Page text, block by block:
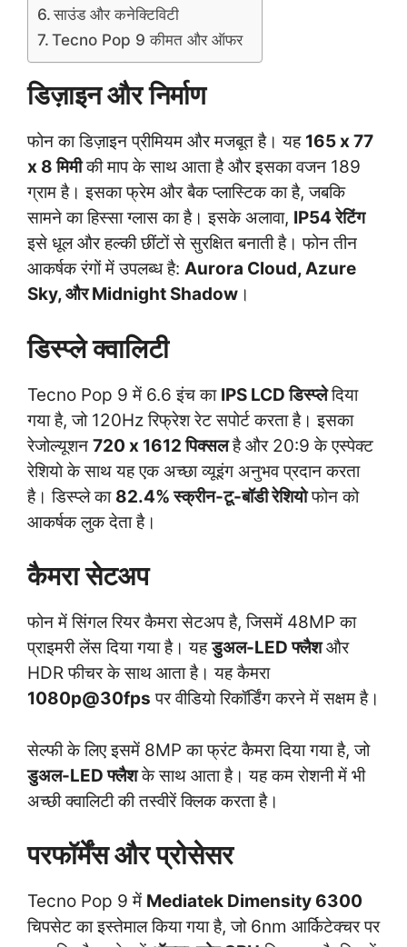
साउंड और कनेक्टिविटी
Tecno Pop 9 कीमत और ऑफर
डिज़ाइन और निर्माण
फोन का डिज़ाइन प्रीमियम और मजबूत है। यह 165 x 77
x 8 मिमीकी माप के साथ आता है और इसका वजन 189
ग्राम है। इसका फ्रेम और बैक प्लास्टिक का है, जबकि
सामने का हिस्सा ग्लास का है। इसके अलावा, IP54 रेटिंग
इसे धूल और हल्की छींटों से सुरक्षित बनाती है। फोन तीन
आकर्षक रंगों में उपलब्ध है: Aurora Cloud, Azure
Sky, और Midnight Shadow ।
डिस्प्ले क्वालिटी
Tecno Pop 9 में 6.6 इंच का IPS LCD डिस्प्लेदिया
गया है, जो 120Hz रिफ्रेश रेट सपोर्ट करता है। इसका
रेजोल्यूशन 720 x 1612 पिक्सलहै और 20:9 के एस्पेक्ट
रेशियो के साथ यह एक अच्छा व्यूइंग अनुभव प्रदान करता
है। डिस्प्ले का 82.4% स्क्रीन-टू-बॉडी रेशियोफोन को
आकर्षक लुक देता है।
कैमरा सेटअप
फोन में सिंगल रियर कैमरा सेटअप है, जिसमें 48MP का
प्राइमरी लेंस दिया गया है। यहडुअल-LED फ्लैशऔर
HDR फीचर के साथ आता है। यह कैमरा
1080p@30fps पर वीडियो रिकॉर्डिंग करने में सक्षम है।
सेल्फी के लिए इसमें 8MP का फ्रंट कैमरा दिया गया है, जो
डुअल-LED फ्लैशके साथ आता है। यह कम रोशनी में भी
अच्छी क्वालिटी की तस्वीरें क्लिक करता है।
परफॉर्मेंस और प्रोसेसर
Tecno Pop 9 में Mediatek Dimensity 6300
चिपसेट का इस्तेमाल किया गया है, जो 6nm आर्किटेक्चर पर